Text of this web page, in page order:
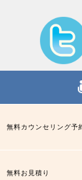
無料カウンセリング予
無料お見積り